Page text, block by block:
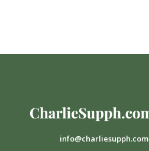
info@charliesupph.com